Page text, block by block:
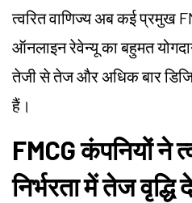
त्वरित वाणिज्य अब कई प्रमुख
ऑनलाइन रेवेन्यू का बहुमत
तेजी से तेज और अधिक बार
हैं।
FMCG कंपनियों ने
निर्भरता में तेज वृद्धि